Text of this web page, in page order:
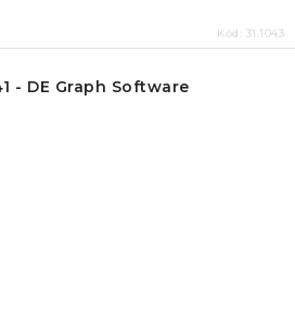
Kód: 31.1043
- DE Graph Software